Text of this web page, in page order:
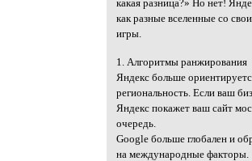
какая разница?» Но нет!
как разные вселенные со
игры.
1. Алгоритмы ранжирования
Яндекс больше
региональность. Если ваш
Яндекс покажет ваш сайт
очередь.
Google больше глобален и
на международные факторы.